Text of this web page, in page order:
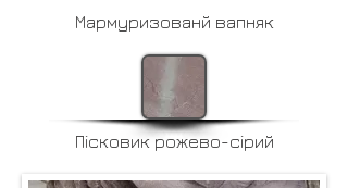
Мармуризованй вапняк
Пісковик рожево-сірий